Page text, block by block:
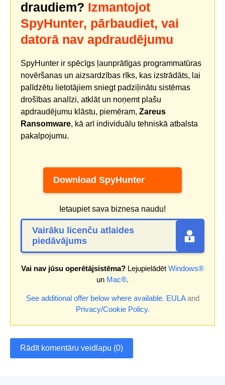
draudiem? Izmantojot
SpyHunter, pārbaudiet, vai
datorā nav apdraudējumu
SpyHunter ir spēcīgs ļaunprātīgas programmatūras
novēršanas un aizsardzības rīks, kas izstrādāts, lai
palīdzētu lietotājiem sniegt padziļinātu sistēmas
drošības analīzi, atklāt un noņemt plašu
apdraudējumu klāstu, piemēram, Zareus
Ransomware, kā arī individuālu tehniskā atbalsta
pakalpojumu.
Download SpyHunter
Ietaupiet sava biznesa naudu!
Vairāku licenču atlaides
piedāvājums
Vai nav jūsu operētājsistēma? Lejupielādēt Windows®
un Mac®.
See additional offer below where available. EULAand
Privacy/Cookie Policy.
Rādīt komentāru veidlapu (0)